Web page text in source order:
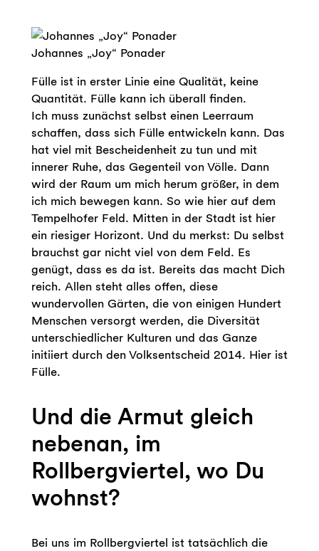
Johannes „Joy“ Ponader
Fülle ist in erster Linie eine Qualität, keine
Quantität. Fülle kann ich überall finden.
Ich muss zunächst selbst einen Leerraum
schaffen, dass sich Fülle entwickeln kann. Das
hat viel mit Bescheidenheit zu tun und mit
innerer Ruhe, das Gegenteil von Völle. Dann
wird der Raum um mich herum größer, in dem
ich mich bewegen kann. So wie hier auf dem
Tempelhofer Feld. Mitten in der Stadt ist hier
ein riesiger Horizont. Und du merkst: Du selbst
brauchst gar nicht viel von dem Feld. Es
genügt, dass es da ist. Bereits das macht Dich
reich. Allen steht alles offen, diese
wundervollen Gärten, die von einigen Hundert
Menschen versorgt werden, die Diversität
unterschiedlicher Kulturen und das Ganze
initiiert durch den Volksentscheid 2014. Hier ist
Fülle.
Und die Armut gleich
nebenan, im
Rollbergviertel, wo Du
wohnst?
Bei uns im Rollbergviertel ist tatsächlich die